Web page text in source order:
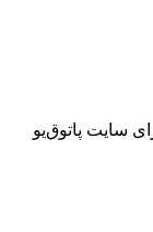
سایت پاتوق‌یو